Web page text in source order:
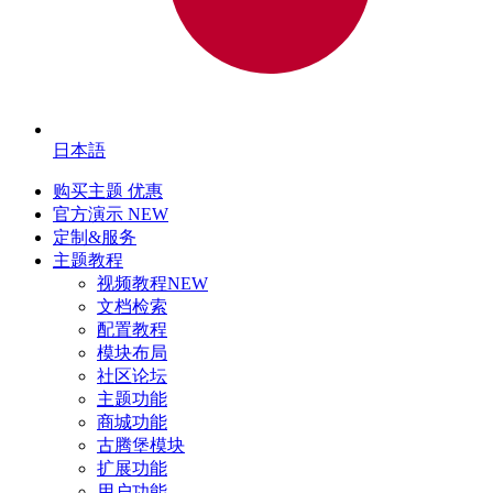
日本語
购买主题 优惠
官方演示 NEW
定制&服务
主题教程
视频教程NEW
文档检索
配置教程
模块布局
社区论坛
主题功能
商城功能
古腾堡模块
扩展功能